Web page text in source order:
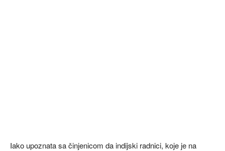
Iako upoznata sa činjenicom da indijski radnici, koje je na